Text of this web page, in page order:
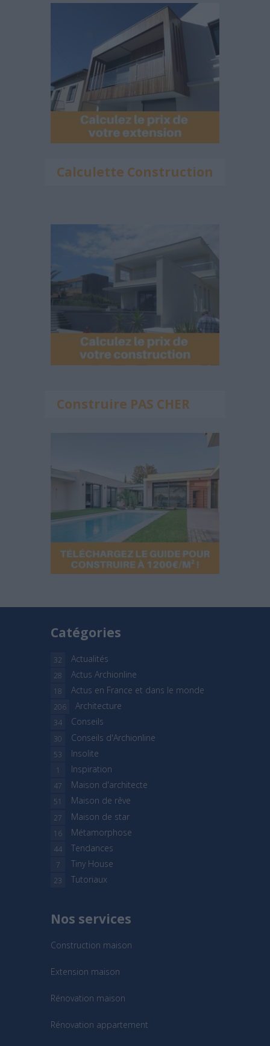
Calculette Construction
Construire PAS CHER
Catégories
Actualités
32
Actus Archionline
28
Actus en France et dans le monde
18
Architecture
206
Conseils
34
Conseils d'Archionline
30
Insolite
53
Inspiration
1
Maison d'architecte
47
Maison de rêve
51
Maison de star
27
Métamorphose
16
Tendances
44
Tiny House
7
Tutoriaux
23
Nos services
Construction maison
Extension maison
Rénovation maison
Rénovation appartement